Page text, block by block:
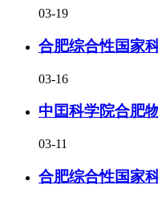
03-19
合肥综合性国家
03-16
中囯科学院合肥
03-11
合肥综合性国家